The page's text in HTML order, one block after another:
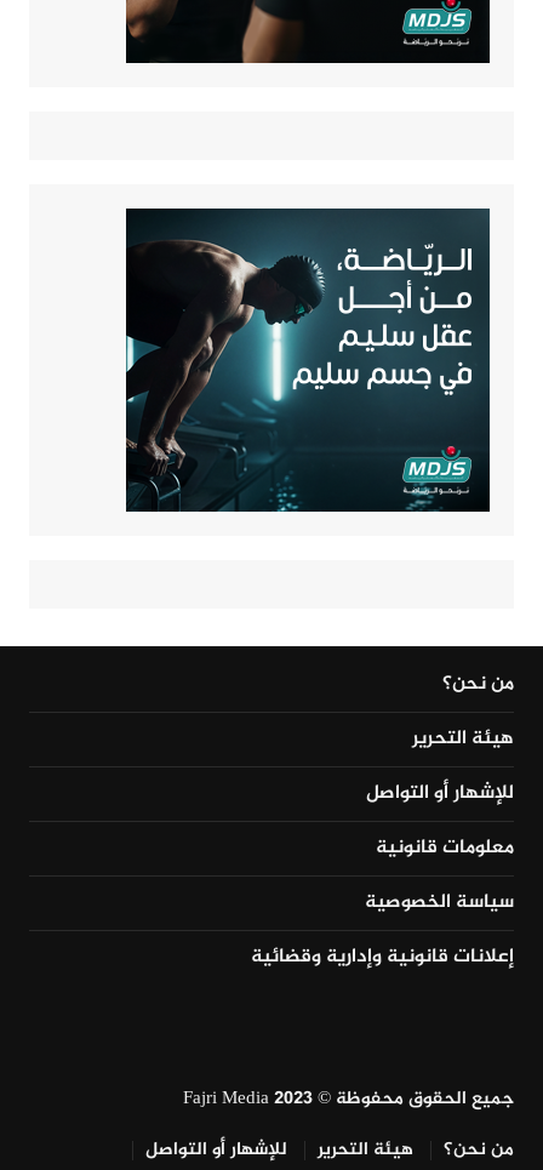
من نحن؟
هيئة التحرير
للإشهار أو التواصل
معلومات قانونية
سياسة الخصوصية
إعلانات قانونية وإدارية وقضائية
جميع الحقوق محفوظة © Fajri Media 2023
من نحن؟
هيئة التحرير
للإشهار أو التواصل